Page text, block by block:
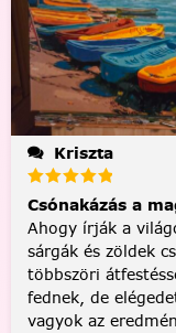
Kriszta
Csónakázás a
Ahogy írják a
sárgák és zöldek
többszöri
fednek, de
vagyok az